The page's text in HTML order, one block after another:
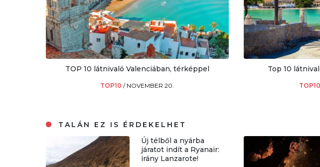
TOP 10 látnivaló Valenciában, térképpel
TOP10/ NOVEMBER 20.
Top 10
TALÁN EZ IS ÉRDEKELHET
Új télből a nyárba
járatot indít a Ryanair:
irány Lanzarote!